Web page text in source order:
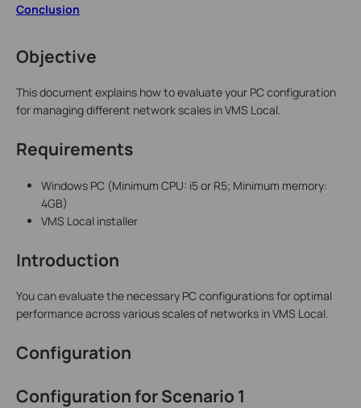
Conclusion
Objective
This document explains how to evaluate your PC configuration
for managing different network scales in VMS Local.
Requirements
Windows PC (Minimum CPU: i5 or R5; Minimum memory:
4GB)
VMS Local installer
Introduction
You can evaluate the necessary PC configurations for optimal
performance across various scales of networks in VMS Local.
Configuration
Configuration for Scenario 1